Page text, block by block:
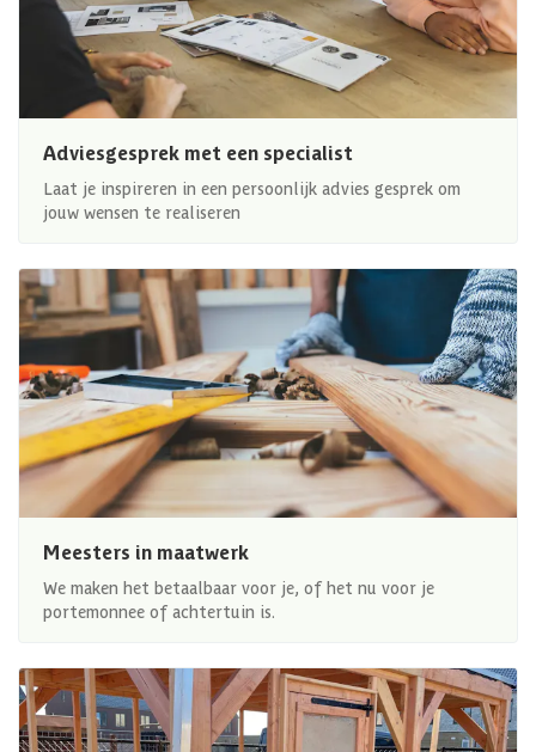
Adviesgesprek met een specialist
Laat je inspireren in een persoonlijk advies gesprek om
jouw wensen te realiseren
Meesters in maatwerk
We maken het betaalbaar voor je, of het nu voor je
portemonnee of achtertuin is.